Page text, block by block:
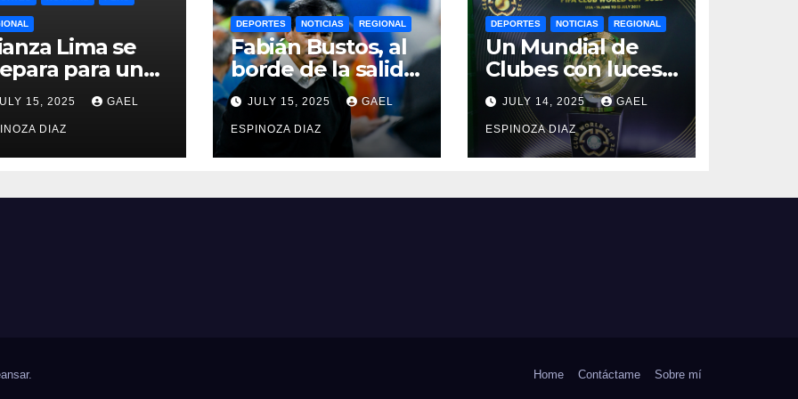
Lima se
para un
decisivo
Gremio por
15, 2025 GAEL
DIAZ
DEPORTES NOTICIAS REGIONAL
Fabián Bustos, al
borde de la salida
en Olimpia tras
dolorosa derrota
en Paraguay
JULY 15, 2025 GAEL
ESPINOZA DIAZ
DEPORTES NOTICIAS REGIONAL
Un Mundial de
Clubes con luces
y sombras: El
triunfo del
Chelsea y las
lecciones del
JULY 14, 2025 GAEL
ESPINOZA DIAZ
. Home Contáctame Sobre mí